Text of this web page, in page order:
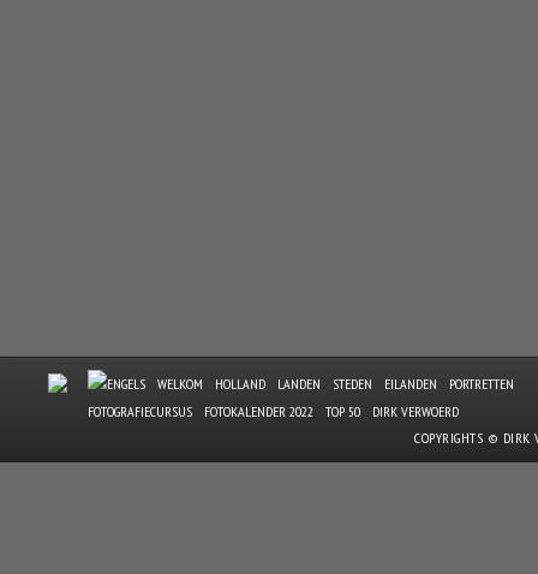
WELKOM HOLLAND LANDEN STEDEN EILANDEN
PORTRETTEN
FOTOGRAFIECURSUS
FOTOKALENDER 2022 TOP 50
DIRK VERWOERD
COPYRIGHTS © DIRK